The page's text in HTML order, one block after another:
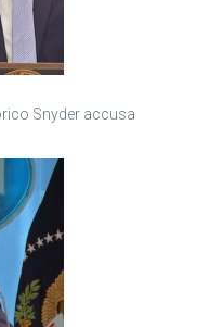
Snyder accusa